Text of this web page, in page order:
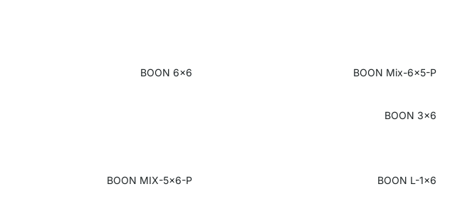
BOON 6x6 BOON Mix-6x5-P
BOON 3x6
BOON MIX-5x6-P BOON L-1x6